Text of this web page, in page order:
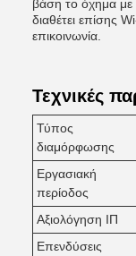
βάση το όχημα
διαθέτει επίσης
επικοινωνία.
Τεχνικές
Τύπος
διαμόρφωσης
Εργασιακή
περίοδος
Αξιολόγηση ΙΠ
Επενδύσεις